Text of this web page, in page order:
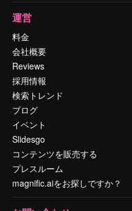
運営
料金
会社概要
Reviews
採用情報
検索トレンド
ブログ
イベント
Slidesgo
コンテンツを販売する
プレスルーム
magnific.aiをお探しですか？